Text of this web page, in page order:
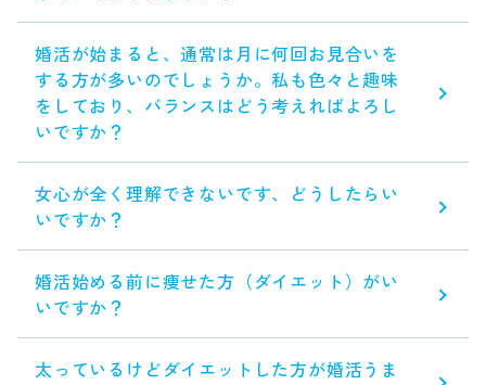
婚活が始まると、通常は月に何回お見合いを
する方が多いのでしょうか。私も色々と趣味
をしており、バランスはどう考えればよろし
いですか？
女心が全く理解できないです、どうしたらい
いですか？
婚活始める前に痩せた方（ダイエット）がい
いですか？
太っているけどダイエットした方が婚活うま